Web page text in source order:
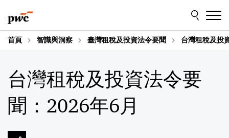
to
content
to
footer
首頁 智識與洞察 臺灣租稅及投資法令要聞 台灣租稅及投
台灣租稅及投資法令要
聞：2026年6月